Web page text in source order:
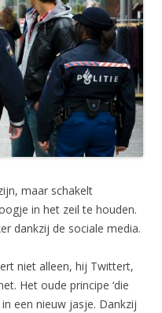
maar schakelt
in het zeil te houden.
dankzij de sociale media.
niet alleen, hij Twittert,
Het oude principe ‘die
een nieuw jasje. Dankzij